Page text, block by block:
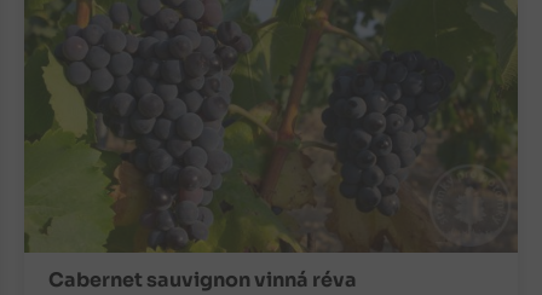
Cabernet sauvignon vinná réva